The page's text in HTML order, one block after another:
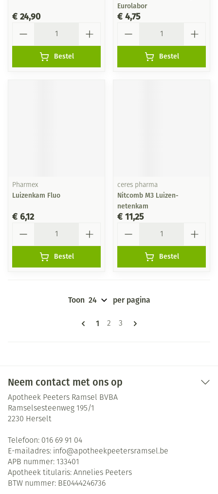
€ 24,90
Bestel
Eurolabor
€ 4,75
Bestel
Pharmex
Luizenkam Fluo
€ 6,12
Bestel
ceres pharma
Nitcomb M3 Luizen-
netenkam
€ 11,25
Bestel
Pagina's
U lees momenteel pagina
1 Pagina
2 Pagina
3
Toon per pagina
Neem contact met ons op
Apotheek Peeters Ramsel BVBA
Ramselsesteenweg 195/1
2230 Herselt
Telefoon: 016 69 91 04
E-mailadres: info@apotheekpeetersramsel.be
APB nummer: 133401
Apotheek titularis: Annelies Peeters
BTW nummer: BE0444246736